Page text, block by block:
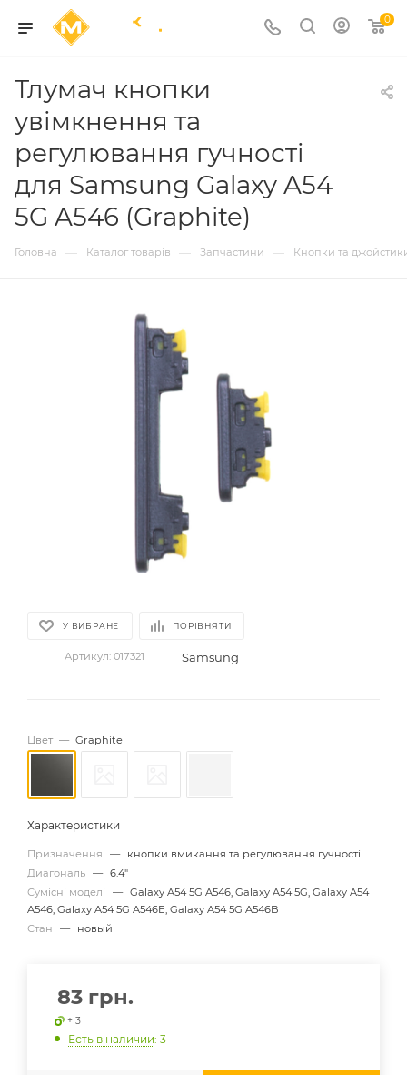
0
Тлумач кнопки
увімкнення та
регулювання гучності
для Samsung Galaxy A54
5G A546 (Graphite)
Головна — Каталог товарів — Запчастини — Кнопки та
У ВИБРАНЕ ПОРІВНЯТИ
Артикул: 017321 Samsung
Цвет — Graphite
Характеристики
Призначення —
кнопки вмикання та регулювання гучності
Диагональ — 6.4"
Сумісні моделі
— Galaxy A54 5G A546, Galaxy A54 5G, Galaxy A54
A546, Galaxy A54 5G A546E, Galaxy A54 5G A546B
Стан
— новый
83 грн.
+ 3
Есть в наличии: 3